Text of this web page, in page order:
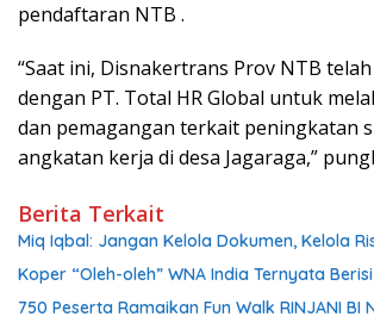
pendaftaran NTB .
“Saat ini, Disnakertrans Prov NTB
dengan PT. Total HR Global untuk
dan pemagangan terkait peningkatan
angkatan kerja di desa Jagaraga,”
Berita Terkait
Miq Iqbal: Jangan Kelola Dokumen, Kelola
Koper “Oleh-oleh” WNA India Ternyata Berisi
750 Peserta Ramaikan Fun Walk RINJANI BI